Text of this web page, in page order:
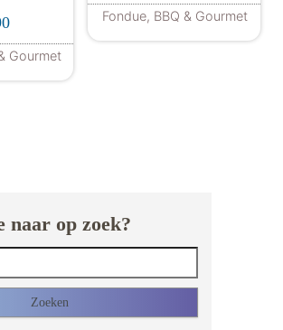
Gourmet
uit 5
Fondue, BBQ & Gourmet
naar op zoek?